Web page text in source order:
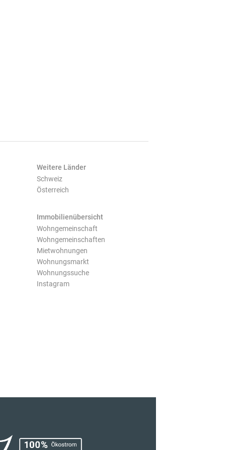
Weitere Länder
Schweiz
Österreich
Immobilienübersicht
Wohngemeinschaft
Wohngemeinschaften
Mietwohnungen
Wohnungsmarkt
Wohnungssuche
Instagram